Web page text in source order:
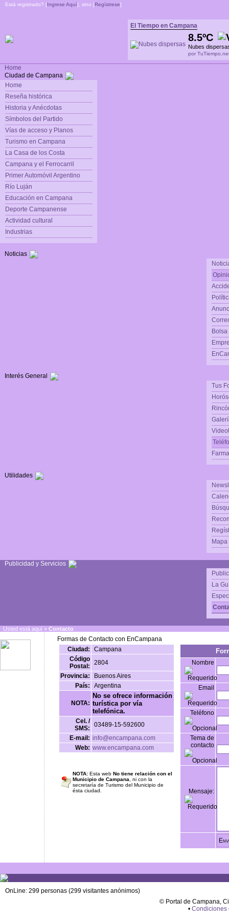
Está registrado? [Ingrese Aquí], sino [Regístrese]
El Tiempo en Campana
8.5ºC
Nubes
por
Home
Ciudad de Campana
Home
Reseña histórica
Historia y Anécdotas
Símbolos del Partido
Vías de acceso y Planos
Turismo en Campana
La Casa de los Costa
Campana y el Ferrocarril
Primer Automóvil Argentino
Río Luján
Educación en Campana
Deporte Campanense
Actividad cultural
Industrias
Noticias
Interés General
Tus
Utilidades
Publicidad y Servicios
La
Usted está aquí » Contacto
Formas de Contacto con EnCampana
Ciudad:
Campana
Código
Postal:
2804
Provincia:
Buenos Aires
País:
Argentina
NOTA:
No se ofrece información
turística por vía
telefónica.
Cel. /
SMS:
03489-15-592600
E-mail: info@encampana.com
Web: www.encampana.com
NOTA: Esta web No tiene relación con el
Municipio de Campana , ni con la
secretaría de Turismo del Municipio de
ésta ciudad.
Nombre
Email
Teléfono
Tema de
contacto
Mensaje:
OnLine: 299 personas (299 visitantes anónimos)
© Portal de Campana,
• Condiciones